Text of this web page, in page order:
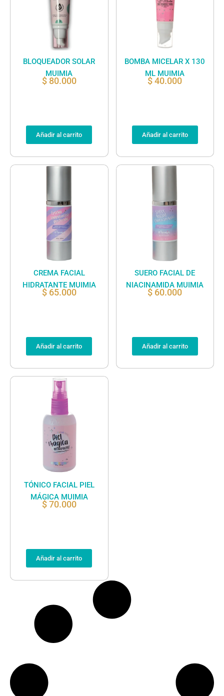
BLOQUEADOR SOLAR
MUIMIA
$80.000
Añadir al carrito
BOMBA MICELAR X 130
ML MUIMIA
$40.000
Añadir al carrito
CREMA FACIAL
HIDRATANTE MUIMIA
$65.000
Añadir al carrito
SUERO FACIAL DE
NIACINAMIDA MUIMIA
$ 60.000
Añadir al carrito
TÓNICO FACIAL PIEL
MÁGICA MUIMIA
$70.000
Añadir al carrito